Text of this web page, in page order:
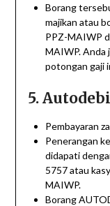
Borang
majikan atau
PPZ-MAIWP
MAIWP. Anda
potongan gaji
5.
Pembayaran
Penerangan
didapati
5757 atau
MAIWP.
Borang